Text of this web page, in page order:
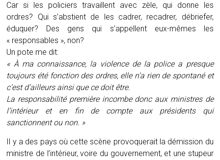
Car si les policiers travaillent avec zèle, qui donne les
ordres? Qui s’abstient de les cadrer, recadrer, débriefer,
éduquer? Des gens qui s’appellent eux-mêmes les
« responsables », non?
Un pote me dit:
« À ma connaissance, la violence de la police a presque
toujours été fonction des ordres, elle n’a rien de spontané et
c’est d’ailleurs ainsi que ce doit être.
La responsabilité première incombe donc aux ministres de
l’intérieur et en fin de compte aux présidents qui
sanctionnent ou non. »
Il y a des pays où cette scène provoquerait la démission du
ministre de l’intérieur, voire du gouvernement, et une stupeur